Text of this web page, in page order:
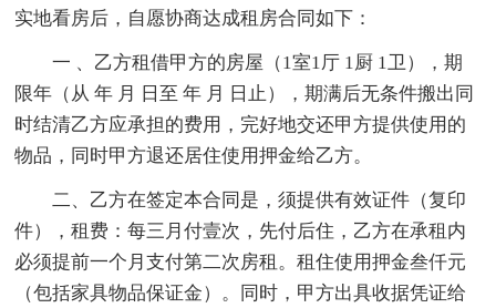
实地看房后，自愿协商达成租房合同如下：
一 、乙方租借甲方的房屋（1室1厅 1厨 1卫），期
限年（从 年 月 日至 年 月 日止），期满后无条件搬出同
时结清乙方应承担的费用，完好地交还甲方提供使用的
物品，同时甲方退还居住使用押金给乙方。
二、乙方在签定本合同是，须提供有效证件（复印
件），租费：每三月付壹次，先付后住，乙方在承租内
必须提前一个月支付第二次房租。租住使用押金叁仟元
（包括家具物品保证金）。同时，甲方出具收据凭证给